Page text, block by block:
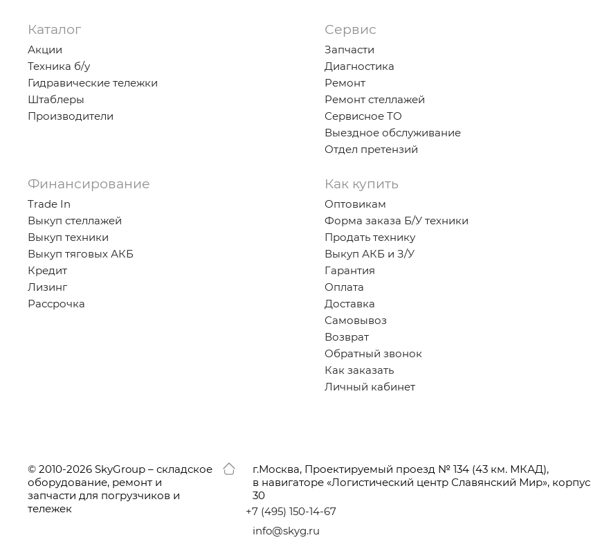
Каталог
Акции
Техника б/у
Гидравические тележки
Штаблеры
Производители
Сервис
Запчасти
Диагностика
Ремонт
Ремонт стеллажей
Сервисное ТО
Выездное обслуживание
Отдел претензий
Финансирование
Trade In
Выкуп стеллажей
Выкуп техники
Выкуп тяговых АКБ
Кредит
Лизинг
Рассрочка
Как купить
Оптовикам
Форма заказа Б/У техники
Продать технику
Выкуп АКБ и З/У
Гарантия
Оплата
Доставка
Самовывоз
Возврат
Обратный звонок
Как заказать
Личный кабинет
© 2010-2026 SkyGroup – складское
оборудование, ремонт и
запчасти для погрузчиков и
тележек
г.Москва, Проектируемый проезд № 134 (43 км. МКАД),
в навигаторе «Логистический центр Славянский Мир», корпус
30
+7 (495) 150-14-67
info@skyg.ru